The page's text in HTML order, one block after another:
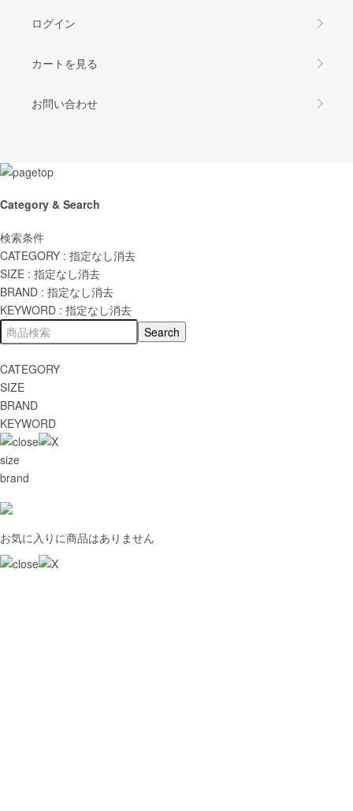
ログイン
カートを見る
お問い合わせ
Category & Search
検索条件
CATEGORY : 指定なし消去
SIZE : 指定なし消去
BRAND : 指定なし消去
KEYWORD : 指定なし消去
CATEGORY
SIZE
BRAND
KEYWORD
size
brand
お気に入りに商品はありません